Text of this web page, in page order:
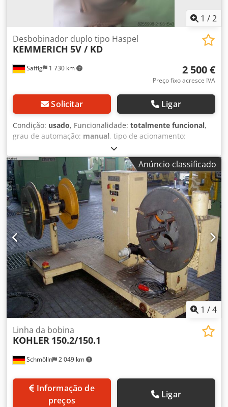
1 /2
Saffig 1 730 km
Desbobinador duplo tipo Haspel
KEMMERICH 5V / KD
2 500 €
Preço fixo acresce IVA
Solicitar Ligar
Condição: usado, Funcionalidade: totalmente funcional,
grau de automação: manual, tipo de acionamento:
500 kg
mm, comprimento do mandril:300 mm, diâmetro da mesa
giratória:
1 200 mm
, Capacidade de carga: 2x 500 kg Altura
do solo até o centro do eixo: 850 mm Diâmetro externo do
batente: 1200 mm Comprimento do eixo: 300 mm Faixa de
expansão do eixo: 300-610 mm Anéis limitadores de
bobina: em ambos os lados Frenagem: volante manual,
freio de fita Expansão do eixo: por volante manual,
conjunto de engrenagens cônicas Travamento do eixo
giratório: pedal Funcionou perfeitamente na produção até
a desmontagem na fábrica do cliente. Podemos apoiá-lo na
integração com: Planejamento Revisão mecânica
Construção do comando Pintura Conceito de segurança
Documentação CE Csdey Slu Djpfx Aideha
Anúncio classificado
1 /4
Schmölln 2 049 km
Linha da bobina
KOHLER 150.2/150.1
preços
Ligar